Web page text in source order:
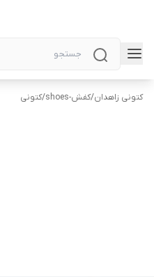
کتونی زاهدان/کفش-shoes /کتونی